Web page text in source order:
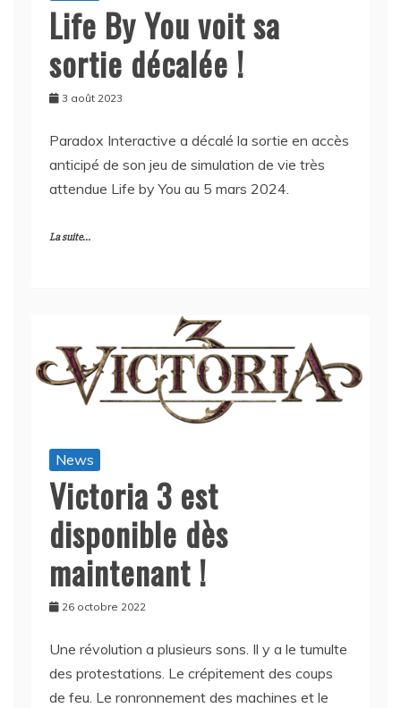
Life By You voit sa
sortie décalée !
3 août 2023
Paradox Interactive a décalé la sortie en accès
anticipé de son jeu de simulation de vie très
attendue Life by You au 5 mars 2024.
La suite...
News
Victoria 3 est
disponible dès
maintenant !
26 octobre 2022
Une révolution a plusieurs sons. Il y a le tumulte
des protestations. Le crépitement des coups
de feu. Le ronronnement des machines et le